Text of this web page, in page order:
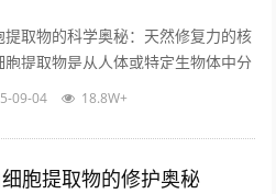
提取物的科学奥秘：天然修复力的核
胞提取物是从人体或特定生物体中分
活性成分，富含多种免疫调节因子、
09-04 18.8W+
胞提取物的修护奥秘